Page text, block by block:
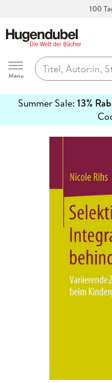
100
Hugendubel
Menu
Summer Sale: 13%
erfahren